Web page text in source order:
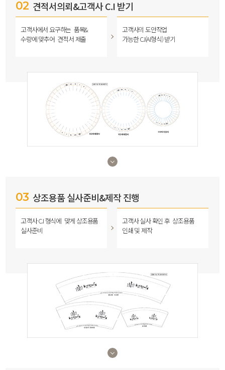
02 견적서의뢰&고객사 C.I 받기
고객사에서 요구하는 품목&
수량에 맞추어 견적서 제출
고객사의 도안작업
가능한 C.I(AI형식) 받기
03 상조용품 실사준비&제작 진행
고객사 C.I 형식에 맞게 상조용품
실사준비
고객사 실사 확인 후 상조용품
인쇄 및 제작